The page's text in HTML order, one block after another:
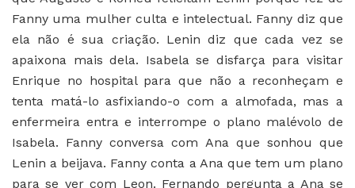
Fanny uma mulher culta e intelectual. Fanny diz que
ela não é sua criação. Lenin diz que cada vez se
apaixona mais dela. Isabela se disfarça para visitar
Enrique no hospital para que não a reconheçam e
tenta matá-lo asfixiando-o com a almofada, mas a
enfermeira entra e interrompe o plano malévolo de
Isabela. Fanny conversa com Ana que sonhou que
Lenin a beijava. Fanny conta a Ana que tem um plano
para se ver com Leon. Fernando pergunta a Ana se